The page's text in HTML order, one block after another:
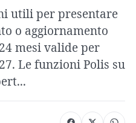
utili per presentare
o aggiornamento
mesi valide per
Le funzioni Polis su